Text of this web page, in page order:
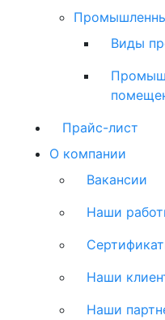
Виды
Прайс-лист
О компании
Вакансии
Наши
Наши
Наши